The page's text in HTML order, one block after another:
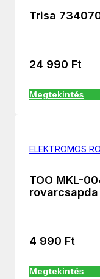
Trisa
24 990 Ft
Megtekintés
ELEKTROMOS
TOO MKL-
rovarcsapda
4 990 Ft
Megtekintés